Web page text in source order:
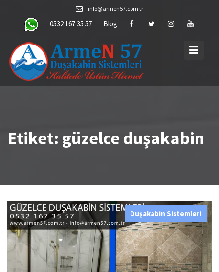
content
info@armen57.com.tr
0532 167 35 57 Blog
Etiket: güzelce duşakabin
Duşakabin Sistemleri